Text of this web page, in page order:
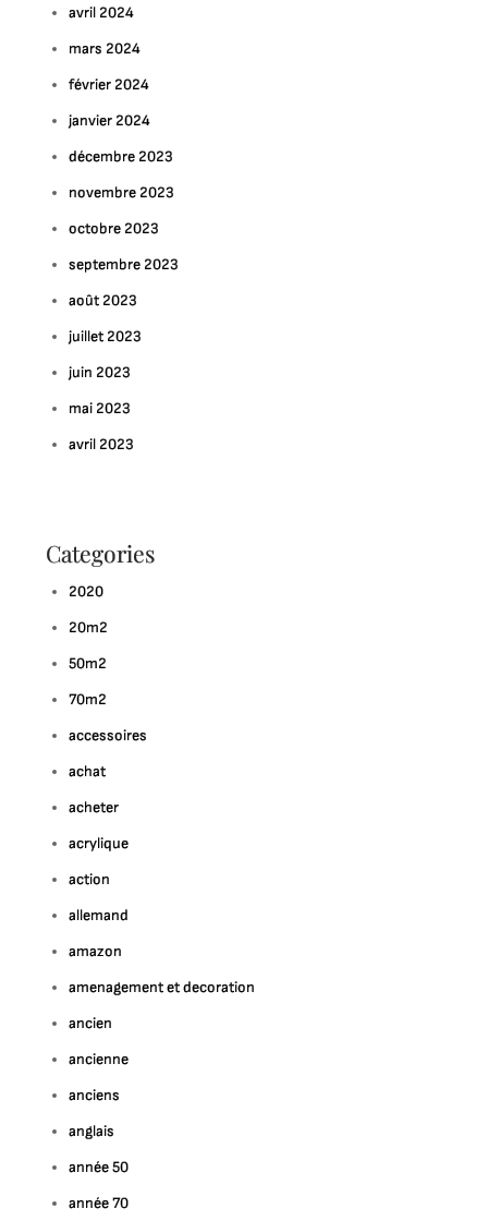
avril 2024
mars 2024
février 2024
janvier 2024
décembre 2023
novembre 2023
octobre 2023
septembre 2023
août 2023
juillet 2023
juin 2023
mai 2023
avril 2023
Categories
2020
20m2
50m2
70m2
accessoires
achat
acheter
acrylique
action
allemand
amazon
amenagement et decoration
ancien
ancienne
anciens
anglais
année 50
année 70